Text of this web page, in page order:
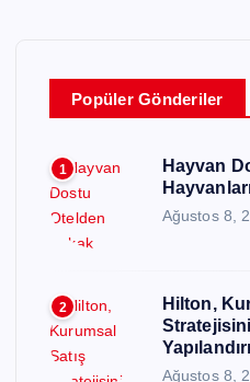
Popüler Gönderiler
1
Hayvan
Ağustos 8,
2
Hilton,
Ağustos 8,